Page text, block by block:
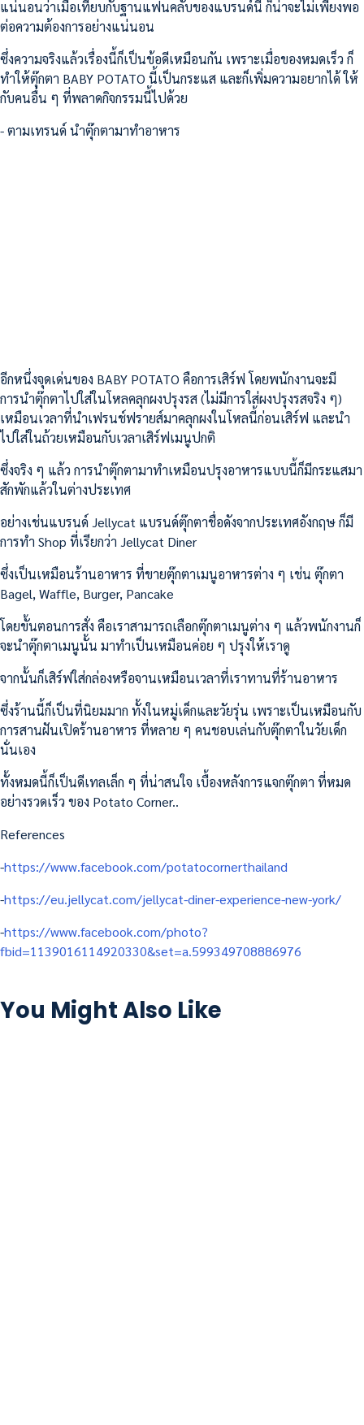
แน่นอนว่าเมื่อเทียบกับฐานแฟนคลับของแบรนด์นี้ ก็น่าจะไม่เพียงพอ
ต่อความต้องการอย่างแน่นอน
ซึ่งความจริงแล้วเรื่องนี้ก็เป็นข้อดีเหมือนกัน เพราะเมื่อของหมดเร็ว ก็
ทำให้ตุ๊กตา BABY POTATO นี้เป็นกระแส และก็เพิ่มความอยากได้ ให้
กับคนอื่น ๆ ที่พลาดกิจกรรมนี้ไปด้วย
- ตามเทรนด์ นำตุ๊กตามาทำอาหาร
อีกหนึ่งจุดเด่นของ BABY POTATO คือการเสิร์ฟ โดยพนักงานจะมี
การนำตุ๊กตาไปใส่ในโหลคลุกผงปรุงรส (ไม่มีการใส่ผงปรุงรสจริง ๆ)
เหมือนเวลาที่นำเฟรนช์ฟรายส์มาคลุกผงในโหลนี้ก่อนเสิร์ฟ และนำ
ไปใส่ในถ้วยเหมือนกับเวลาเสิร์ฟเมนูปกติ
ซึ่งจริง ๆ แล้ว การนำตุ๊กตามาทำเหมือนปรุงอาหารแบบนี้ก็มีกระแสมา
สักพักแล้วในต่างประเทศ
อย่างเช่นแบรนด์ Jellycat แบรนด์ตุ๊กตาชื่อดังจากประเทศอังกฤษ ก็มี
การทำ Shop ที่เรียกว่า Jellycat Diner
ซึ่งเป็นเหมือนร้านอาหาร ที่ขายตุ๊กตาเมนูอาหารต่าง ๆ เช่น ตุ๊กตา
Bagel, Waffle, Burger, Pancake
โดยขั้นตอนการสั่ง คือเราสามารถเลือกตุ๊กตาเมนูต่าง ๆ แล้วพนักงานก็
จะนำตุ๊กตาเมนูนั้น มาทำเป็นเหมือนค่อย ๆ ปรุงให้เราดู
จากนั้นก็เสิร์ฟใส่กล่องหรือจานเหมือนเวลาที่เราทานที่ร้านอาหาร
ซึ่งร้านนี้ก็เป็นที่นิยมมาก ทั้งในหมู่เด็กและวัยรุ่น เพราะเป็นเหมือนกับ
การสานฝันเปิดร้านอาหาร ที่หลาย ๆ คนชอบเล่นกับตุ๊กตาในวัยเด็ก
นั่นเอง
ทั้งหมดนี้ก็เป็นดีเทลเล็ก ๆ ที่น่าสนใจ เบื้องหลังการแจกตุ๊กตา ที่หมด
อย่างรวดเร็ว ของ Potato Corner..
References
-https://www.facebook.com/potatocornerthailand
-https://eu.jellycat.com/jellycat-diner-experience-new-york/
-https://www.facebook.com/photo?
fbid=1139016114920330&set=a.599349708886976
You Might Also Like